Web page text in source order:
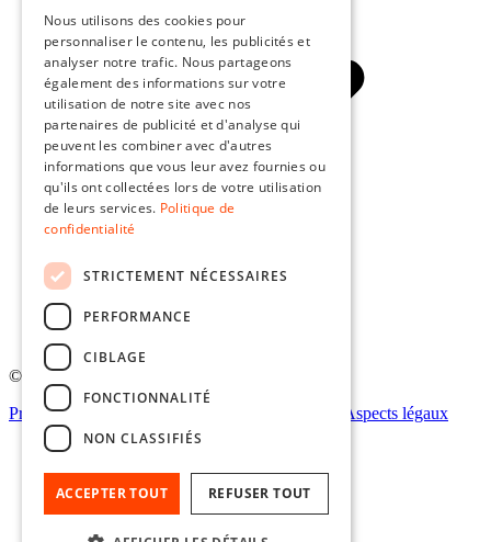
© CNFPC 2026. Tous droits réservés
Projets européens
Aspects légaux
GERMAN
Nous utilisons des cookies pour
personnaliser le contenu, les publicités et
analyser notre trafic. Nous partageons
également des informations sur votre
utilisation de notre site avec nos
partenaires de publicité et d'analyse qui
peuvent les combiner avec d'autres
informations que vous leur avez fournies ou
qu'ils ont collectées lors de votre utilisation
de leurs services. Politique de
confidentialité
STRICTEMENT NÉCESSAIRES
PERFORMANCE
CIBLAGE
FONCTIONNALITÉ
NON CLASSIFIÉS
ACCEPTER TOUT REFUSER TOUT